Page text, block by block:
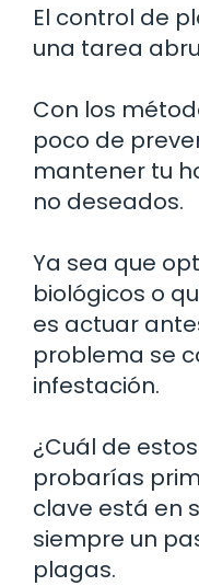
El control de
una tarea
Con los
poco de
mantener tu
no deseados.
Ya sea que
biológicos o
es actuar
problema se
infestación.
¿Cuál de
probarías
clave está en
siempre un
plagas.